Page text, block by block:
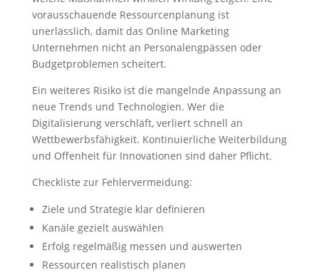
vorausschauende Ressourcenplanung ist
unerlässlich, damit das Online Marketing
Unternehmen nicht an Personalengpässen oder
Budgetproblemen scheitert.
Ein weiteres Risiko ist die mangelnde Anpassung an
neue Trends und Technologien. Wer die
Digitalisierung verschläft, verliert schnell an
Wettbewerbsfähigkeit. Kontinuierliche Weiterbildung
und Offenheit für Innovationen sind daher Pflicht.
Checkliste zur Fehlervermeidung:
Ziele und Strategie klar definieren
Kanäle gezielt auswählen
Erfolg regelmäßig messen und auswerten
Ressourcen realistisch planen